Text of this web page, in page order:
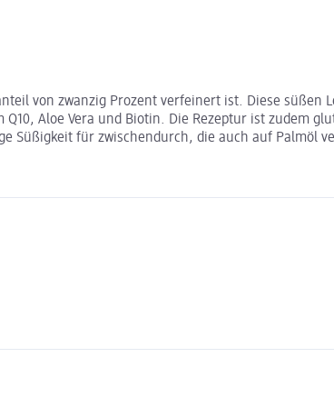
von zwanzig Prozent verfeinert ist. Diese süßen
Aloe Vera und Biotin. Die Rezeptur ist zudem
Süßigkeit für zwischendurch, die auch auf Palmöl